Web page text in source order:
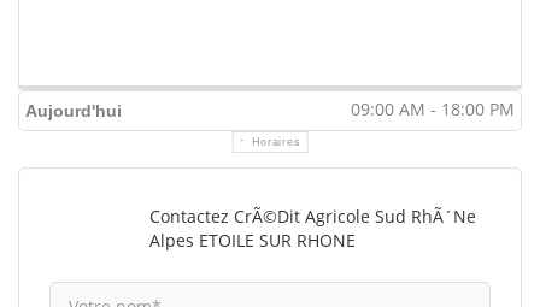
Aujourd'hui 09:00 AM - 18:00 PM
Horaires
Contactez CrÃ©dit Agricole Sud RhÃ´ne
Alpes ETOILE SUR RHONE